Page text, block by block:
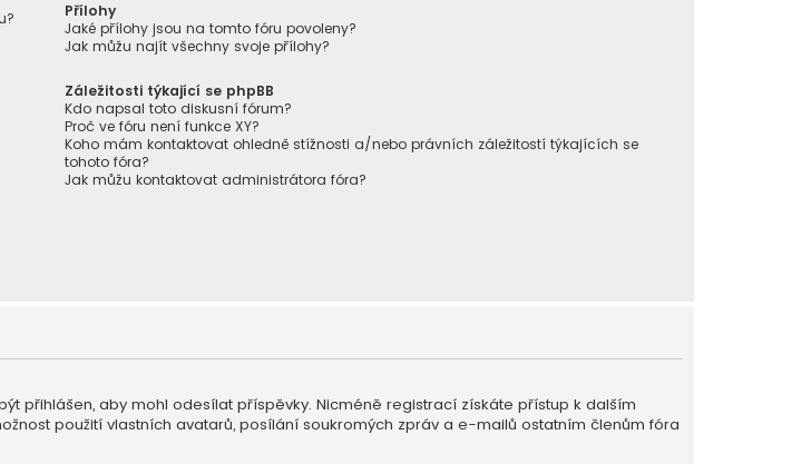
Přílohy
Jaké přílohy jsou na tomto fóru povoleny?
Jak můžu najít všechny svoje přílohy?
Záležitosti týkající se phpBB
Kdo napsal toto diskusní fórum?
Proč ve fóru není funkce XY?
Koho mám kontaktovat ohledně stížnosti a/nebo právních záležitostí týkajících se
tohoto fóra?
Jak můžu kontaktovat administrátora fóra?
přihlášen, aby mohl odesílat příspěvky. Nicméně registrací získáte přístup k dalším
použití vlastních avatarů, posílání soukromých zpráv a e-mailů ostatním členům fóra